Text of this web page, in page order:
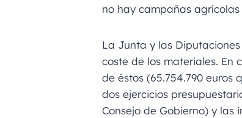
no hay campañas agrícolas
La Junta y las
coste de los materiales. En
de éstos (65.754.790
dos ejercicios
Consejo de Gobierno) y las